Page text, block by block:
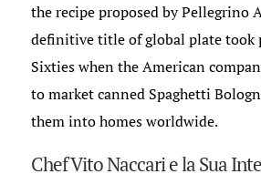
the recipe proposed by Pellegrino
definitive title of global plate took
Sixties when the American
to market canned Spaghetti
them into homes worldwide.
Chef Vito Naccari e la Sua